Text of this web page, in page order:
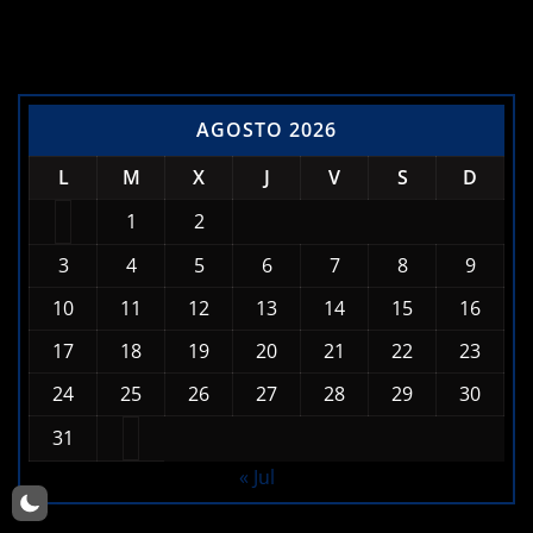
AGOSTO 2026
L
M X J V S
D
1
2
3
4 5 6 7 8
9
10
11 12 13 14 15
16
17
27